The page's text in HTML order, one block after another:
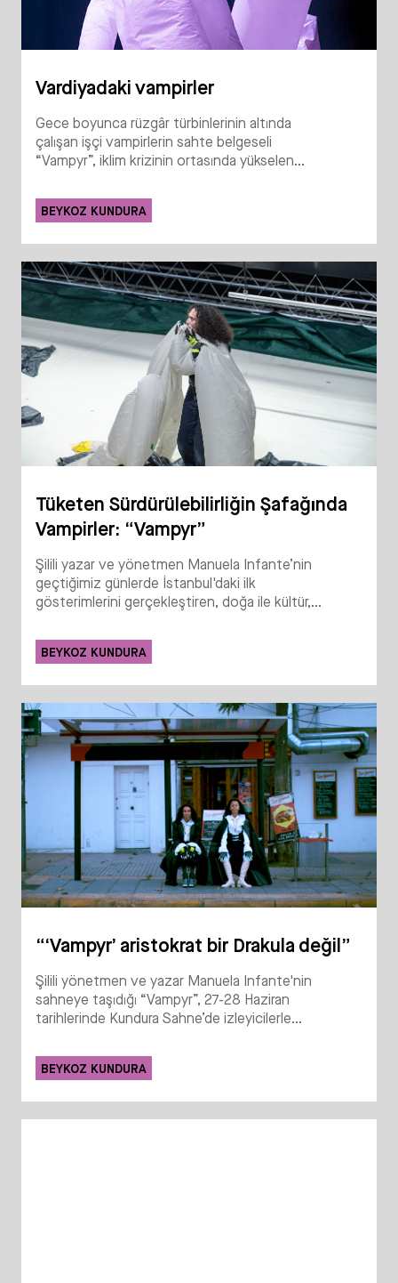
Vardiyadaki vampirler
Gece boyunca rüzgâr türbinlerinin altında
çalışan işçi vampirlerin sahte belgeseli
“Vampyr”, iklim krizinin ortasında yükselen...
BEYKOZ KUNDURA
Tüketen Sürdürülebilirliğin Şafağında
Vampirler: “Vampyr”
Şilili yazar ve yönetmen Manuela Infante’nin
geçtiğimiz günlerde İstanbul'daki ilk
gösterimlerini gerçekleştiren, doğa ile kültür,...
BEYKOZ KUNDURA
“‘Vampyr’ aristokrat bir Drakula değil”
Şilili yönetmen ve yazar Manuela Infante'nin
sahneye taşıdığı “Vampyr”, 27-28 Haziran
tarihlerinde Kundura Sahne’de izleyicilerle...
BEYKOZ KUNDURA